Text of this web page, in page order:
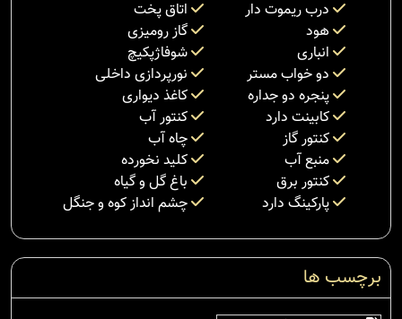
درب ریموت دار
اتاق پخت
هود
گاز رومیزی
انباری
شوفاژپکیچ
دو خواب مستر
نورپردازی داخلی
پنجره دو جداره
کاغذ دیواری
کابینت دارد
کنتور آب
کنتور گاز
چاه آب
منبع آب
کلید نخورده
کنتور برق
باغ گل و گیاه
پارکینگ دارد
چشم انداز کوه و جنگل
برچسب ها